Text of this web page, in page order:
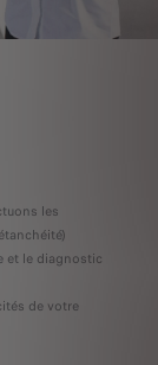
les
et le diagnostic
de votre